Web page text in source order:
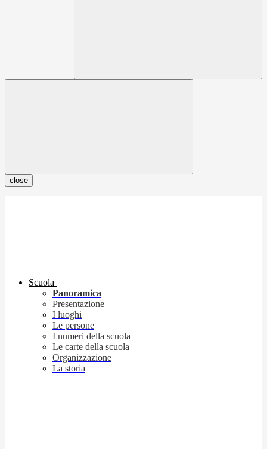
close
Scuola
Panoramica
Presentazione
I luoghi
Le persone
I numeri della scuola
Le carte della scuola
Organizzazione
La storia